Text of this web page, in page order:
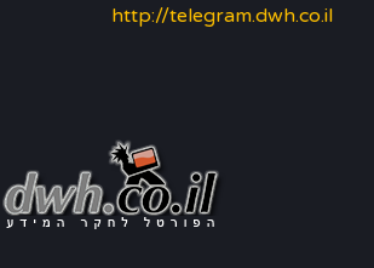
http://telegram.dwh.co.il